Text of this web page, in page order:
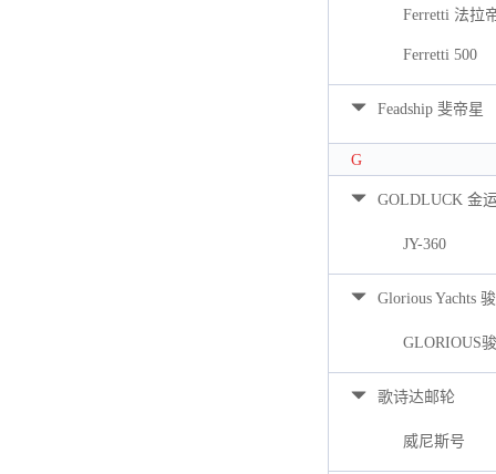
Ferretti 法拉
Ferretti 500
Feadship 斐帝星
G
GOLDLUCK 金
JY-360
Glorious Yachts
GLORIOUS
歌诗达邮轮
威尼斯号